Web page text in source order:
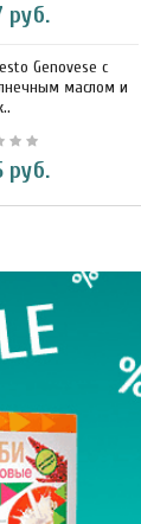
руб.
Genovese c
маслом и
руб.